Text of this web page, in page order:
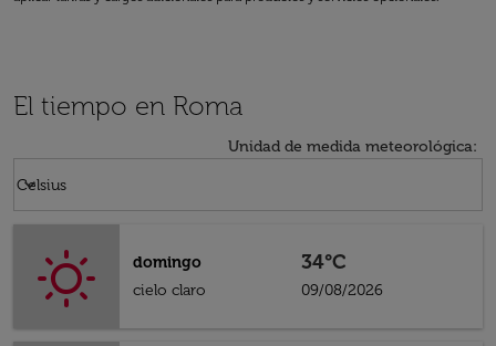
El tiempo en Roma
Unidad de medida meteorológica:
Celsius
keyboard_arrow_down
domingo
cielo claro
34°C
09/08/2026